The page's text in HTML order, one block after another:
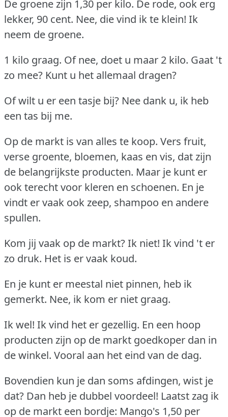
De groene zijn 1,30 per kilo. De rode, ook erg
lekker, 90 cent. Nee, die vind ik te klein! Ik
neem de groene.
1 kilo graag. Of nee, doet u maar 2 kilo. Gaat 't
zo mee? Kunt u het allemaal dragen?
Of wilt u er een tasje bij? Nee dank u, ik heb
een tas bij me.
Op de markt is van alles te koop. Vers fruit,
verse groente, bloemen, kaas en vis, dat zijn
de belangrijkste producten. Maar je kunt er
ook terecht voor kleren en schoenen. En je
vindt er vaak ook zeep, shampoo en andere
spullen.
Kom jij vaak op de markt?Ik niet! Ik vind 't er
zo druk. Het is er vaak koud.
En je kunt er meestal niet pinnen, heb ik
gemerkt. Nee, ik kom er niet graag.
Ik wel! Ik vind het er gezellig. En een hoop
producten zijn op de markt goedkoper dan in
de winkel. Vooral aan het eind van de dag.
Bovendien kun je dan soms afdingen, wist je
dat? Dan heb je dubbel voordeel! Laatst zag ik
op de markt een bordje: Mango's 1,50 per